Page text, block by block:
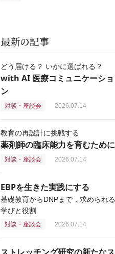
最新の記事
どう届ける？ いかに選ばれる？
with AI 医療コミュニケーショ
ン
対談・座談会 2026.07.14
教育の再設計に挑戦する
薬剤師の臨床能力を育むために
対談・座談会 2026.07.14
EBPを生きた実践にする
基礎教育からDNPまで，求められる
学びと役割
対談・座談会 2026.07.14